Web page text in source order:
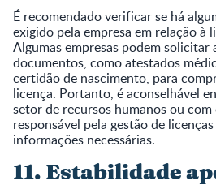
É recomendado verificar se há
exigido pela empresa em relação à
Algumas empresas podem solicitar
documentos, como atestados
certidão de nascimento, para
licença. Portanto, é aconselhável
setor de recursos humanos ou
responsável pela gestão de
informações necessárias.
11. Estabilidade